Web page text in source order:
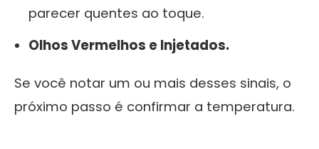
parecer quentes ao toque.
Olhos Vermelhos e Injetados.
Se você notar um ou mais desses sinais, o
próximo passo é confirmar a temperatura.